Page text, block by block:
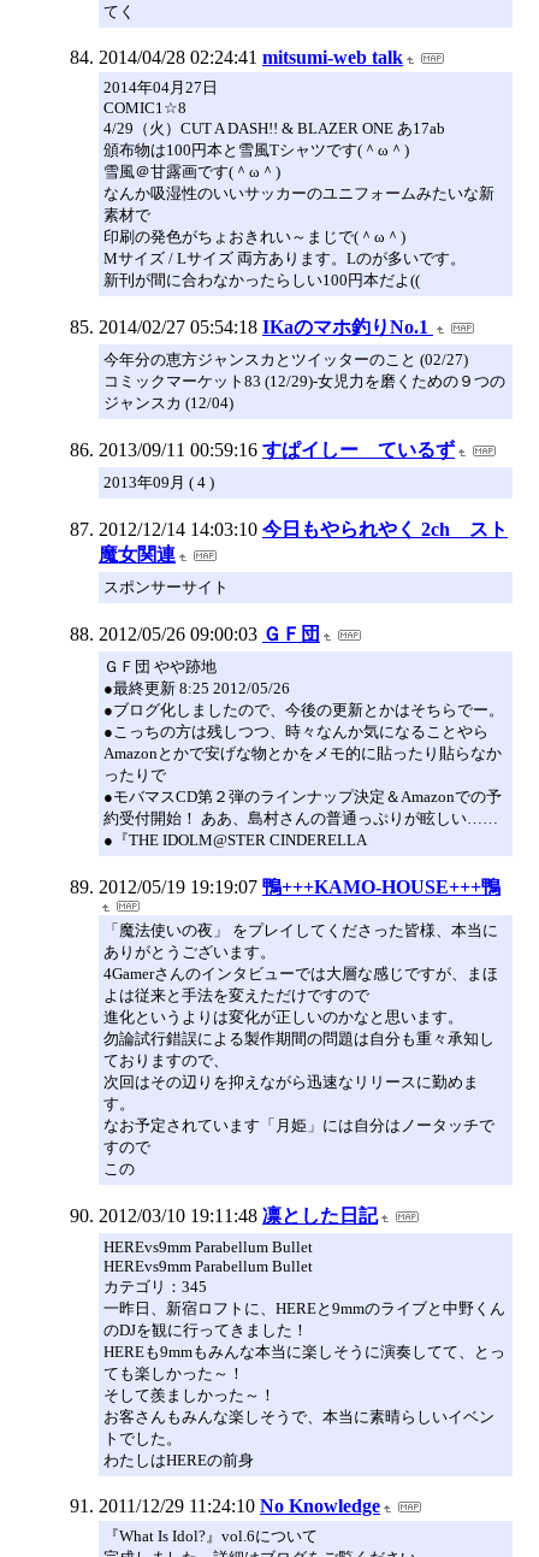
てく
2014/04/28 02:24:41 mitsumi-web talk
2014年04月27日
COMIC1☆8
4/29（火）CUT A DASH!! & BLAZER ONE あ17ab
頒布物は100円本と雪風Tシャツです(＾ω＾)
雪風＠甘露画です(＾ω＾)
なんか吸湿性のいいサッカーのユニフォームみたいな新
素材で
印刷の発色がちょおきれい～まじで(＾ω＾)
Mサイズ / Lサイズ 両方あります。Lのが多いです。
新刊が間に合わなかったらしい100円本だよ((
2014/02/27 05:54:18 IKaのマホ釣りNo.1
今年分の恵方ジャンスカとツイッターのこと (02/27)
コミックマーケット83 (12/29)-女児力を磨くための９つの
ジャンスカ (12/04)
2013/09/11 00:59:16 すぱイしー ているず
2013年09月 ( 4 )
2012/12/14 14:03:10 今日もやられやく 2ch スト
魔女関連
スポンサーサイト
2012/05/26 09:00:03 ＧＦ団
ＧＦ団 やや跡地
●最終更新 8:25 2012/05/26
●ブログ化しましたので、今後の更新とかはそちらでー。
●こっちの方は残しつつ、時々なんか気になることやら
Amazonとかで安げな物とかをメモ的に貼ったり貼らなか
ったりで
●モバマスCD第２弾のラインナップ決定＆Amazonでの予
約受付開始！ ああ、島村さんの普通っぷりが眩しい……
●『THE IDOLM@STER CINDERELLA
2012/05/19 19:19:07 鴨+++KAMO-HOUSE+++鴨
「魔法使いの夜」 をプレイしてくださった皆様、本当に
ありがとうございます。
4Gamerさんのインタビューでは大層な感じですが、まほ
よは従来と手法を変えただけですので
進化というよりは変化が正しいのかなと思います。
勿論試行錯誤による製作期間の問題は自分も重々承知し
ておりますので、
次回はその辺りを抑えながら迅速なリリースに勤めま
す。
なお予定されています「月姫」には自分はノータッチで
すので
この
2012/03/10 19:11:48 凛とした日記
HEREvs9mm Parabellum Bullet
HEREvs9mm Parabellum Bullet
カテゴリ：345
一昨日、新宿ロフトに、HEREと9mmのライブと中野くん
のDJを観に行ってきました！
HEREも9mmもみんな本当に楽しそうに演奏してて、とっ
ても楽しかった～！
そして羨ましかった～！
お客さんもみんな楽しそうで、本当に素晴らしいイベン
トでした。
わたしはHEREの前身
2011/12/29 11:24:10 No Knowledge
『What Is Idol?』vol.6について